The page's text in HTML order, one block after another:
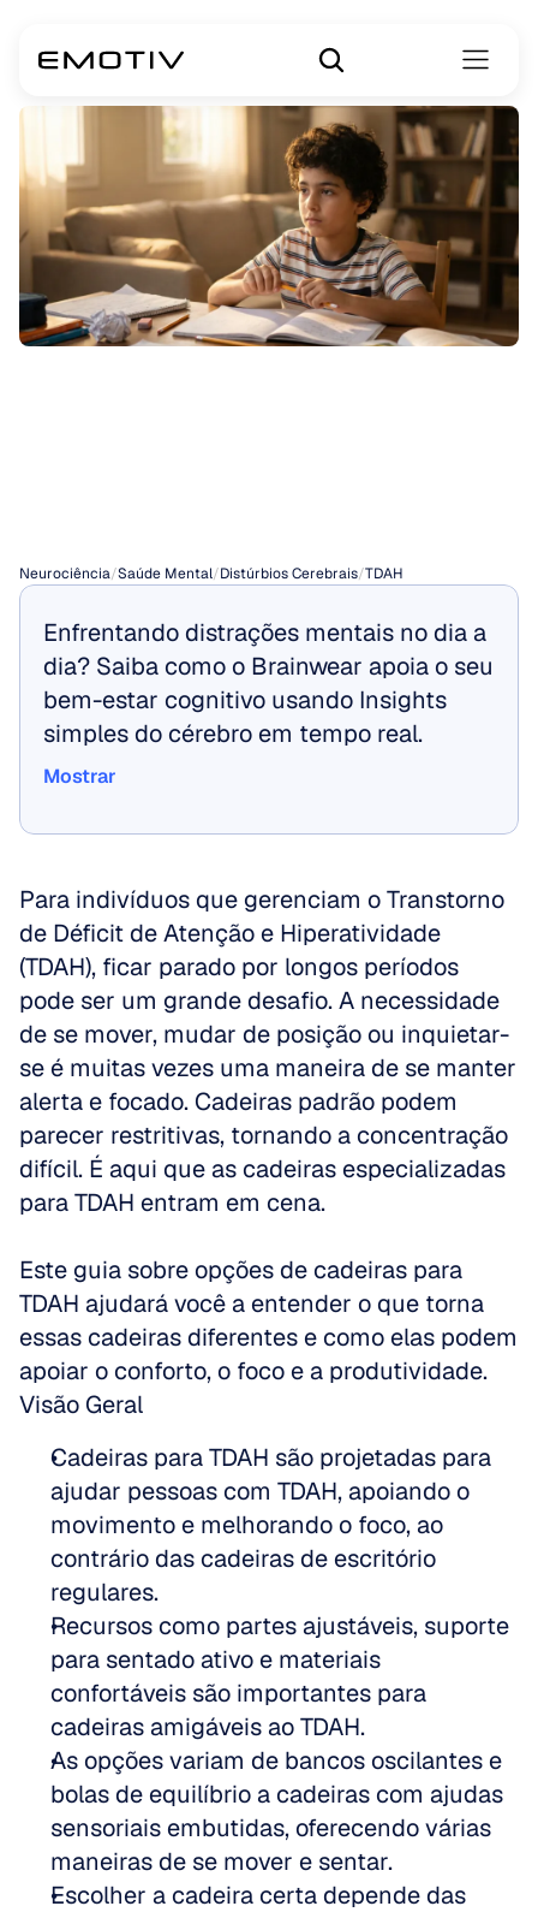
Neurociência/Saúde Mental/Distúrbios Cerebrais/TDAH
Enfrentando distrações mentais no dia a
dia? Saiba como o Brainwear apoia o seu
bem-estar cognitivo usando Insights
simples do cérebro em tempo real.
Mostrar
Para indivíduos que gerenciam o Transtorno
de Déficit de Atenção e Hiperatividade
(TDAH), ficar parado por longos períodos
pode ser um grande desafio. A necessidade
de se mover, mudar de posição ou inquietar-
se é muitas vezes uma maneira de se manter
alerta e focado. Cadeiras padrão podem
parecer restritivas, tornando a concentração
difícil. É aqui que as cadeiras especializadas
para TDAH entram em cena.
Este guia sobre opções de cadeiras para
TDAH ajudará você a entender o que torna
essas cadeiras diferentes e como elas podem
apoiar o conforto, o foco e a produtividade.
Visão Geral
Cadeiras para TDAH são projetadas para
ajudar pessoas com TDAH, apoiando o
movimento e melhorando o foco, ao
contrário das cadeiras de escritório
regulares.
Recursos como partes ajustáveis, suporte
para sentado ativo e materiais
confortáveis são importantes para
cadeiras amigáveis ao TDAH.
As opções variam de bancos oscilantes e
bolas de equilíbrio a cadeiras com ajudas
sensoriais embutidas, oferecendo várias
maneiras de se mover e sentar.
Escolher a cadeira certa depende das